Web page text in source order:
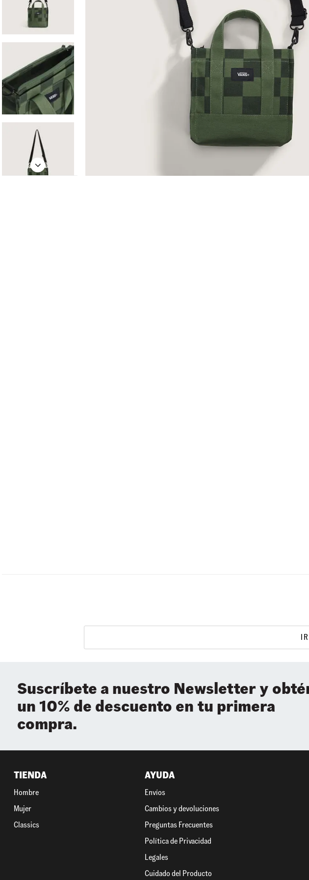
Suscríbete a nuestro Newsletter y
un 10% de descuento en tu primera
compra.
TIENDA
Hombre
Mujer
Classics
AYUDA
Envíos
Cambios y devoluciones
Preguntas Frecuentes
Política de Privacidad
Legales
Cuidado del Producto